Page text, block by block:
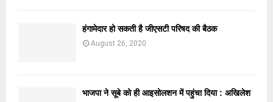
हंगामेदार हो सकती है जीएसटी परिषद की बैठक
August 26, 2020
भाजपा ने सूबे को ही आइसोलशन में पहुंचा दिया : अखिलेश